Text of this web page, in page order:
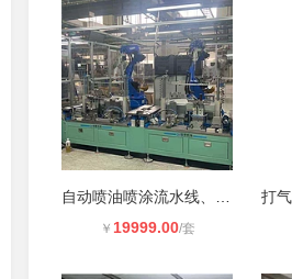
￥ 19999.00/套